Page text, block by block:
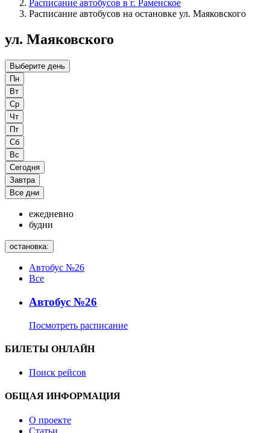
Расписание автобусов в г. Раменское
Расписание автобусов на остановке ул. Маяковского
ул. Маяковского
Выберите день
Пн
Вт
Ср
Чт
Пт
Сб
Вс
Сегодня
Завтра
Все дни
ежедневно
будни
остановка:
Автобус №26
Все
Автобус №26
Посмотреть расписание
БИЛЕТЫ ОНЛАЙН
Поиск рейсов
ОБЩАЯ ИНФОРМАЦИЯ
О проекте
Статьи